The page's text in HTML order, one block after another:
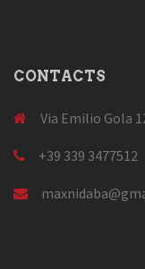
CONTACTS
Via Emilio Gola
+39 339 3477512